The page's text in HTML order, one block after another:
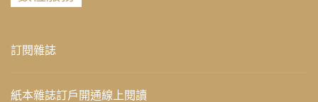
訂閱雜誌
紙本雜誌訂戶開通線上閱讀